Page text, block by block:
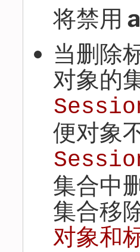
将禁用
当删除
对象的
便对象
集合中
集合移
对象和